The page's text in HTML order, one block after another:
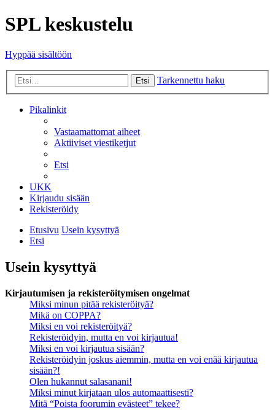
SPL keskustelu
Hyppää sisältöön
Etsi Tarkennettu haku
Pikalinkit
Vastaamattomat aiheet
Aktiiviset viestiketjut
Etsi
UKK
Kirjaudu sisään
Rekisteröidy
Etusivu Usein kysyttyä
Etsi
Usein kysyttyä
Kirjautumisen ja rekisteröitymisen ongelmat
Miksi minun pitää rekisteröityä?
Mikä on COPPA?
Miksi en voi rekisteröityä?
Rekisteröidyin, mutta en voi kirjautua!
Miksi en voi kirjautua sisään?
Rekisteröidyin joskus aiemmin, mutta en voi enää kirjautua
sisään?!
Olen hukannut salasanani!
Miksi minut kirjataan ulos automaattisesti?
Mitä “Poista foorumin evästeet” tekee?